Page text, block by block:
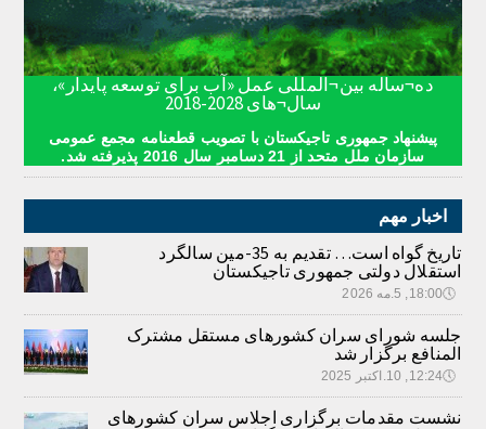
ده¬ساله بین¬المللی عمل «آب برای توسعه پایدار»،
سال¬های 2028-2018
پیشنهاد جمهوری تاجیکستان با تصویب قطعنامه مجمع عمومی
سازمان ملل متحد از 21 دسامبر سال 2016 پذیرفته شد.
اخبار مهم
تاریخ گواه است… تقدیم به 35-مین سالگرد
استقلال دولتی جمهوری تاجیکستان
🕔18:00, 5.مه 2026
جلسه شورای سران کشورهای مستقل مشترک
المنافع برگزار شد
🕔12:24, 10.اکتبر 2025
نشست مقدمات برگزاری اجلاس سران کشورهای